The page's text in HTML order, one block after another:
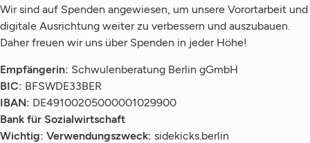
Wir sind auf Spenden angewiesen, um unsere Vorortarbeit und
digitale Ausrichtung weiter zu verbessern und auszubauen.
Daher freuen wir uns über Spenden in jeder Höhe!
Empfängerin: Schwulenberatung Berlin gGmbH
BIC: BFSWDE33BER
IBAN: DE49100205000001029900
Bank für Sozialwirtschaft
Wichtig: Verwendungszweck: sidekicks.berlin